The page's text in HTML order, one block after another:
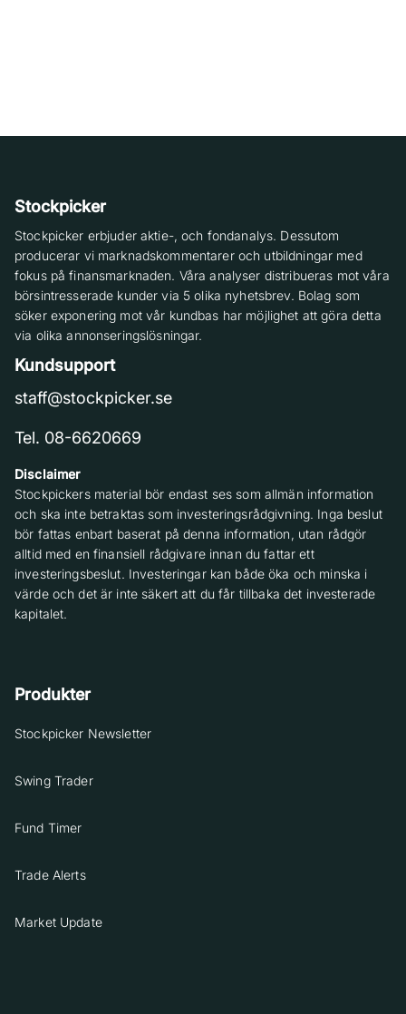
Stockpicker
Stockpicker erbjuder aktie-, och fondanalys. Dessutom
producerar vi marknadskommentarer och utbildningar med
fokus på finansmarknaden. Våra analyser distribueras mot våra
börsintresserade kunder via 5 olika nyhetsbrev. Bolag som
söker exponering mot vår kundbas har möjlighet att göra detta
via olika annonseringslösningar.
Kundsupport
staff@stockpicker.se
Tel. 08-6620669
Disclaimer
Stockpickers material bör endast ses som allmän information
och ska inte betraktas som investeringsrådgivning. Inga beslut
bör fattas enbart baserat på denna information, utan rådgör
alltid med en finansiell rådgivare innan du fattar ett
investeringsbeslut. Investeringar kan både öka och minska i
värde och det är inte säkert att du får tillbaka det investerade
kapitalet.
Produkter
Stockpicker Newsletter
Swing Trader
Fund Timer
Trade Alerts
Market Update